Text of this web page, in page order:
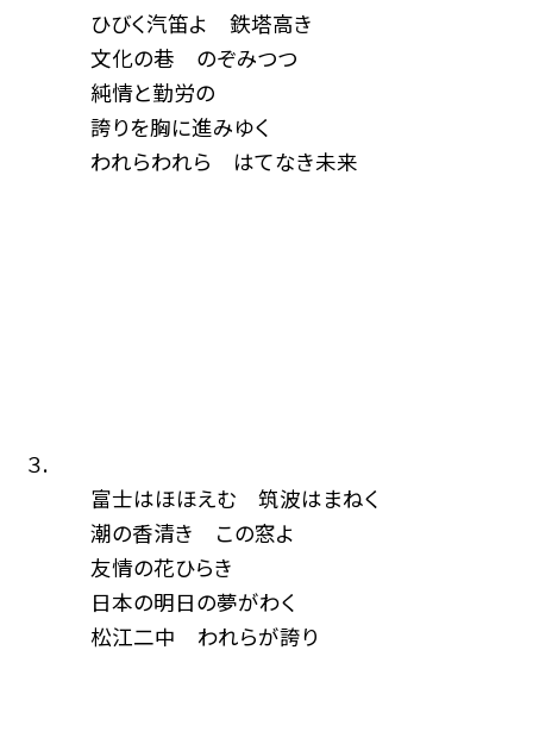
ひびく汽笛よ 鉄塔高き
文化の巷 のぞみつつ
純情と勤労の
誇りを胸に進みゆく
われらわれら はてなき未来
３.
富士はほほえむ 筑波はまねく
潮の香清き この窓よ
友情の花ひらき
日本の明日の夢がわく
松江二中 われらが誇り